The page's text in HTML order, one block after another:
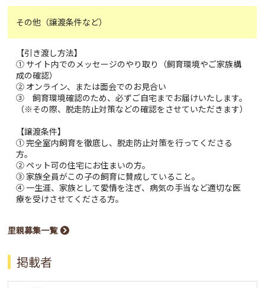
その他（譲渡条件など）
【引き渡し方法】
① サイト内でのメッセージのやり取り（飼育環境やご家族構
成の確認）
② オンライン、または面会でのお見合い
③ 飼育環境確認のため、必ずご自宅までお届けいたします。
（※その際、脱走防止対策などの確認をさせていただきます）
【譲渡条件】
① 完全室内飼育を徹底し、脱走防止対策を行ってくださる
方。
② ペット可の住宅にお住まいの方。
③ 家族全員がこの子の飼育に賛成していること。
④ 一生涯、家族として愛情を注ぎ、病気の手当など適切な医
療を受けさせてくださる方。
里親募集一覧
掲載者